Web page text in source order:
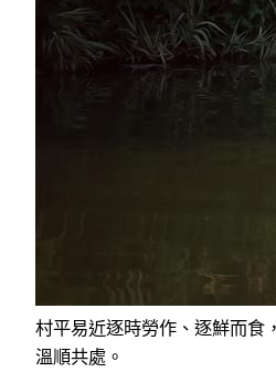
村平易近逐時勞作、逐鮮而食
溫順共處。